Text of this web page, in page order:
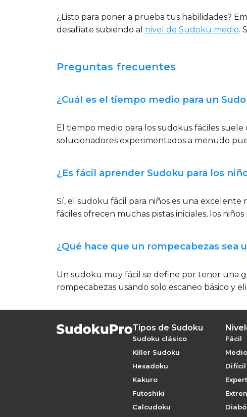
¿Listo para poner a prueba tus habilidades?
desafíate subiendo al nivel de Sudoku medio.
Preguntas frecuentes
¿Cuál es el tiempo medio para un
El tiempo medio para los sudokus fáciles
solucionadores experimentados a menudo
¿Es fácil aprender Sudoku para los
Sí, el sudoku fácil para niños es una
fáciles ofrecen muchas pistas iniciales, los
¿Qué hace que un rompecabezas sea
Un sudoku muy fácil se define por tener una
rompecabezas usando solo escaneo básico y
Tipos de Sudoku
Sudoku clásico
Killer Sudoku
Hexadoku
Kakuro
Futoshiki
Calcudoku
Fácil
Medio
Difícil